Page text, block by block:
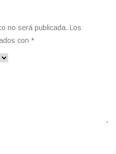
no será publicada. Los
con *